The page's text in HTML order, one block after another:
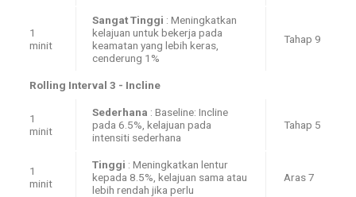
1
minit
Sangat Tinggi : Meningkatkan
kelajuan untuk bekerja pada
keamatan yang lebih keras,
cenderung 1%
Tahap 9
Rolling Interval 3 - Incline
1
minit
Sederhana : Baseline: Incline
pada 6.5%, kelajuan pada
intensiti sederhana
Tahap 5
1
minit
Tinggi : Meningkatkan lentur
kepada 8.5%, kelajuan sama atau
lebih rendah jika perlu
Aras 7